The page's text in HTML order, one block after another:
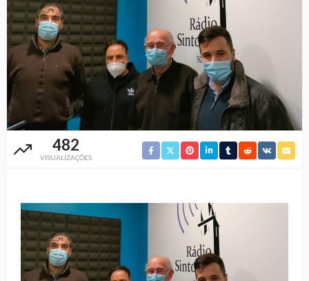
482
VISUALIZAÇÕES